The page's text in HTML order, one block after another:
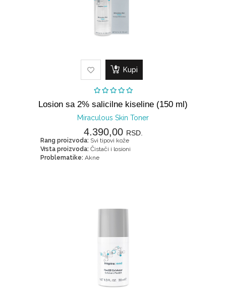
Kupi
Losion sa 2% salicilne kiseline (150 ml)
Miraculous Skin Toner
4.390,00 RSD.
Rang proizvoda: Svi tipovi kože
Vrsta proizvoda: Čistači i losioni
Problematike: Akne